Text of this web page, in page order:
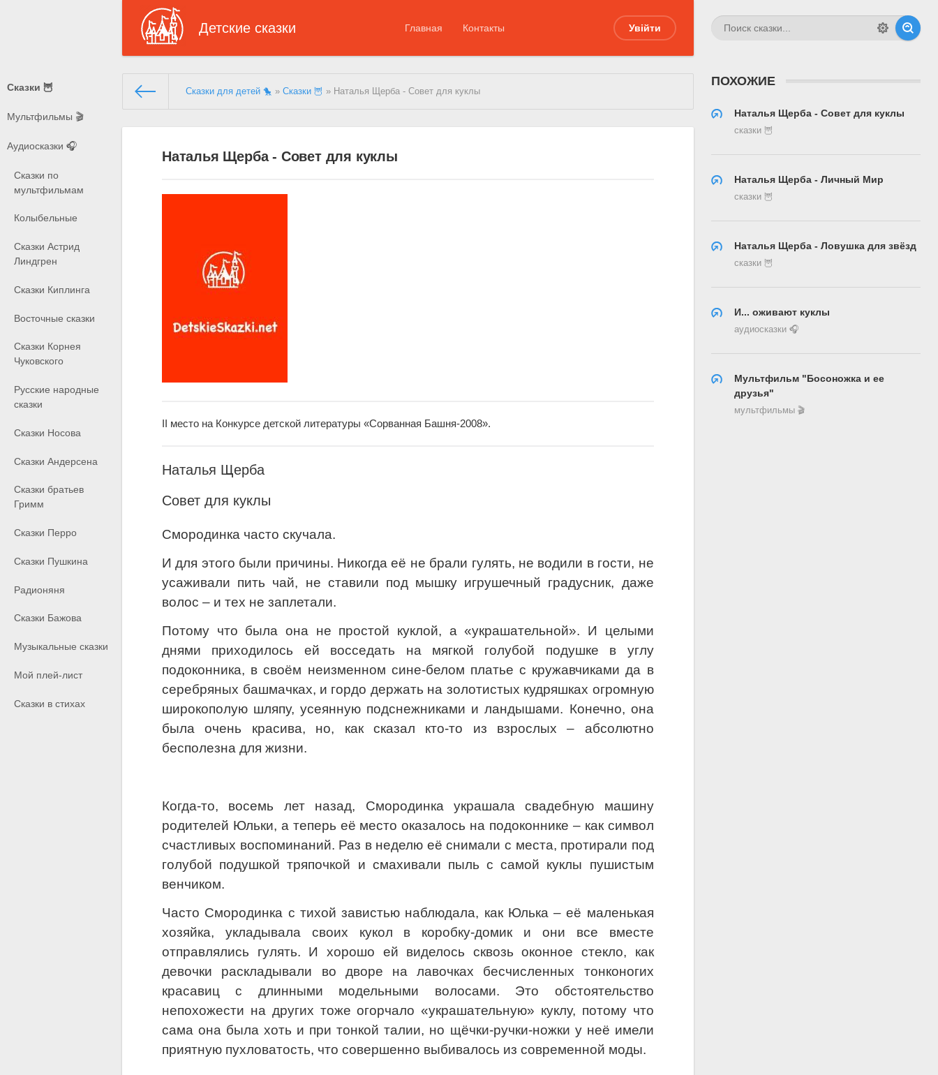
Детские сказки Главная Контакты Увійти
Сказки 🦉
Мультфильмы 🎬
Аудиосказки 🎧
Сказки по
мультфильмам
Колыбельные
Сказки Астрид
Линдгрен
Сказки Киплинга
Восточные сказки
Сказки Корнея
Чуковского
Русские народные
сказки
Сказки Носова
Сказки Андерсена
Сказки братьев
Гримм
Сказки Перро
Сказки Пушкина
Радионяня
Сказки Бажова
Музыкальные сказки
Мой плей-лист
Сказки в стихах
Сказки для детей 🐤 »Сказки 🦉 » Наталья Щерба - Совет для куклы
Наталья Щерба - Совет для куклы
II место на Конкурсе детской литературы «Сорванная Башня-2008».
Наталья Щерба
Совет для куклы
Смородинка часто скучала.
И для этого были причины. Никогда её не брали гулять, не водили в гости, не
усаживали пить чай, не ставили под мышку игрушечный градусник, даже
волос – и тех не заплетали.
Потому что была она не простой куклой, а «украшательной». И целыми
днями приходилось ей восседать на мягкой голубой подушке в углу
подоконника, в своём неизменном сине-белом платье с кружавчиками да в
серебряных башмачках, и гордо держать на золотистых кудряшках огромную
широкополую шляпу, усеянную подснежниками и ландышами. Конечно, она
была очень красива, но, как сказал кто-то из взрослых – абсолютно
бесполезна для жизни.
Когда-то, восемь лет назад, Смородинка украшала свадебную машину
родителей Юльки, а теперь её место оказалось на подоконнике – как символ
счастливых воспоминаний. Раз в неделю её снимали с места, протирали под
голубой подушкой тряпочкой и смахивали пыль с самой куклы пушистым
венчиком.
Часто Смородинка с тихой завистью наблюдала, как Юлька – её маленькая
хозяйка, укладывала своих кукол в коробку-домик и они все вместе
отправлялись гулять. И хорошо ей виделось сквозь оконное стекло, как
девочки раскладывали во дворе на лавочках бесчисленных тонконогих
красавиц с длинными модельными волосами. Это обстоятельство
непохожести на других тоже огорчало «украшательную» куклу, потому что
сама она была хоть и при тонкой талии, но щёчки-ручки-ножки у неё имели
приятную пухловатость, что совершенно выбивалось из современной моды.
ПОХОЖИЕ
Наталья Щерба - Совет для куклы
сказки 🦉
Наталья Щерба - Личный Мир
сказки 🦉
Наталья Щерба - Ловушка для звёзд
сказки 🦉
И... оживают куклы
аудиосказки 🎧
Мультфильм "Босоножка и ее
друзья"
мультфильмы 🎬